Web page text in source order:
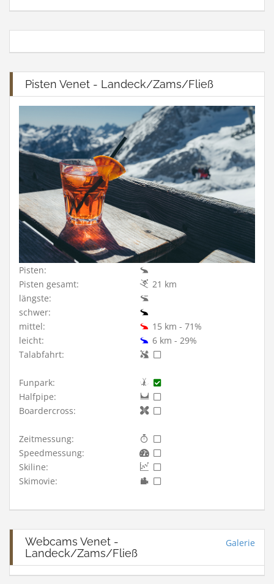
Pisten Venet - Landeck/Zams/Fließ
Pisten:
Pisten gesamt:
21 km
längste:
schwer:
mittel:
15 km - 71%
leicht:
6 km - 29%
Talabfahrt:
Funpark:
Halfpipe:
Boardercross:
Zeitmessung:
Speedmessung:
Skiline:
Skimovie:
Webcams Venet -
Landeck/Zams/Fließ
Galerie